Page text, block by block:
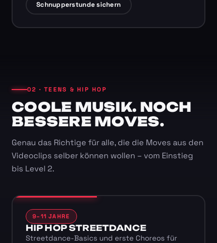
Schnupperstunde sichern
02 · TEENS & HIP HOP
COOLE MUSIK. NOCH
BESSERE MOVES.
Genau das Richtige für alle, die die Moves aus den
Videoclips selber können wollen – vom Einstieg
bis Level 2.
9–11 JAHRE
HIP HOP STREETDANCE
Streetdance-Basics und erste Choreos für